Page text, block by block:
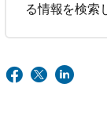
る情報を検索